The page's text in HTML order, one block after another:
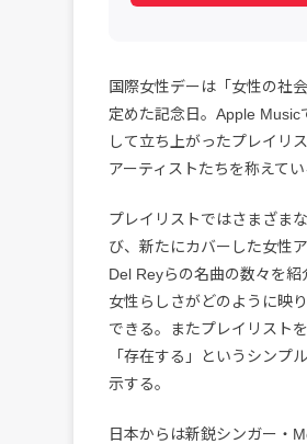
国際女性デーは「女性の社
定めた記念日。Apple Music
して立ち上がったプレイリ
アーティストたちを称えてい
プレイリストではさまざま
び、新たにカバーした女性
Del Reyらの名曲の数々を紹
女性らしさがどのように映
できる。またプレイリスト
「存在する」というシンプ
示する。
日本からは新鋭シンガー・